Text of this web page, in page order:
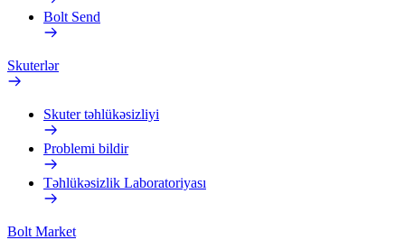
Bolt Send
Skuterlər
Skuter təhlükəsizliyi
Problemi bildir
Təhlükəsizlik Laboratoriyası
Bolt Market